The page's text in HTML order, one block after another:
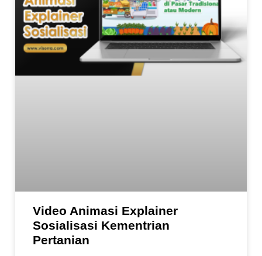
Video Animasi Explainer
Sosialisasi Kementrian
Pertanian